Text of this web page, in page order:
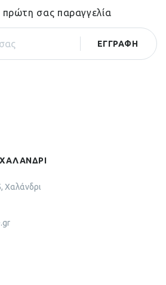
πρώτη σας παραγγελία
ΧΑΛΑΝΔΡΙ
Χαλάνδρι